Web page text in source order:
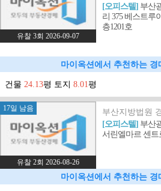
유찰 3회 2026-09-07
[오피스텔] 부산
리 375 베스트루
층1201호
마이옥션에서 추천하는 경
건물 24.13평 토지 8.01평
17일 남음
유찰 2회 2026-08-26
부산지방법원
[오피스텔] 부산
서린엘마르 센트
마이옥션에서 추천하는 경